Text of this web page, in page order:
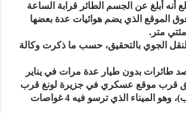
أبلغ عن الجسم الطائر قرابة الساعة
فوق الموقع الذي يضم هوائيات عدة بعضها
متر.
الجوي بالتحقيق، حسب ما ذكرت وكالة
طائرات بدون طيار عدة مرات في يناير
قرب موقع عسكري في جزيرة لونغ قرب
حوض برست (غرب)، وهو الميناء الذي ترسو فيه 4 غواصات